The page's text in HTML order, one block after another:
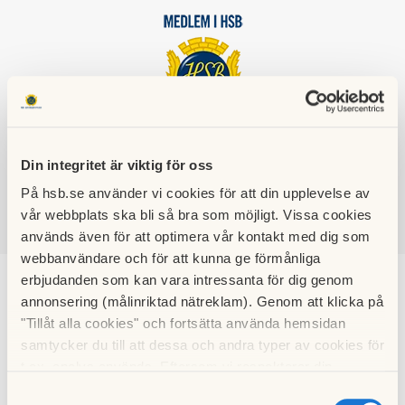
Din integritet är viktig för oss
På hsb.se använder vi cookies för att din upplevelse av
vår webbplats ska bli så bra som möjligt. Vissa cookies
används även för att optimera vår kontakt med dig som
webbanvändare och för att kunna ge förmånliga
erbjudanden som kan vara intressanta för dig genom
annonsering (målinriktad nätreklam). Genom att klicka på
"Tillåt alla cookies" och fortsätta använda hemsidan
samtycker du till att dessa och andra typer av cookies för
NORDVÄST
SÖK LOGGA IN
Bredband, Telefoni &
TV